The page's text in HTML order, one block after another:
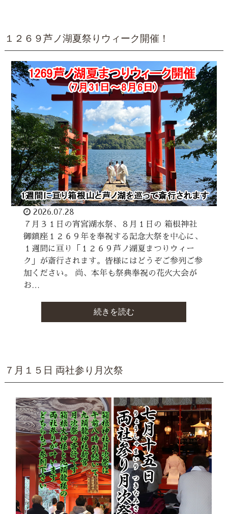
１２６９芦ノ湖夏祭りウィーク開催！
2026.07.28
７月３１日の宵宮湖水祭、８月１日の 箱根神社
御鎮座１２６９年を奉祝する記念大祭を中心に、
１週間に亘り「１２６９芦ノ湖夏まつりウィー
ク」が斎行されます。皆様にはどうぞご参列ご参
加ください。 尚、本年も祭典奉祝の花火大会が
お…
続きを読む
７月１５日 両社参り月次祭